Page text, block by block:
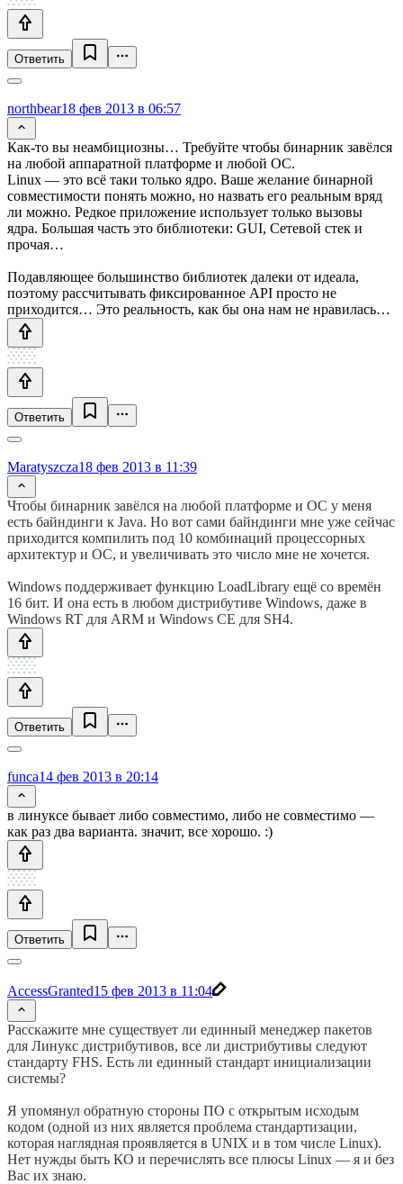
Ответить
northbear18 фев 2013 в 06:57
Как-то вы неамбициозны… Требуйте чтобы бинарник завёлся
на любой аппаратной платформе и любой ОС.
Linux — это всё таки только ядро. Ваше желание бинарной
совместимости понять можно, но назвать его реальным вряд
ли можно. Редкое приложение использует только вызовы
ядра. Большая часть это библиотеки: GUI, Сетевой стек и
прочая…
Подавляющее большинство библиотек далеки от идеала,
поэтому рассчитывать фиксированное API просто не
приходится… Это реальность, как бы она нам не нравилась…
Ответить
Maratyszcza18 фев 2013 в 11:39
Чтобы бинарник завёлся на любой платформе и ОС у меня
есть байндинги к Java. Но вот сами байндинги мне уже сейчас
приходится компилить под 10 комбинаций процессорных
архитектур и ОС, и увеличивать это число мне не хочется.
Windows поддерживает функцию LoadLibrary ещё со времён
16 бит. И она есть в любом дистрибутиве Windows, даже в
Windows RT для ARM и Windows CE для SH4.
Ответить
funca14 фев 2013 в 20:14
в линуксе бывает либо совместимо, либо не совместимо —
как раз два варианта. значит, все хорошо. :)
Ответить
AccessGranted15 фев 2013 в 11:04
Расскажите мне существует ли единный менеджер пакетов
для Линукс дистрибутивов, все ли дистрибутивы следуют
стандарту FHS. Есть ли единный стандарт инициализации
системы?
Я упомянул обратную стороны ПО с открытым исходым
кодом (одной из них является проблема стандартизации,
которая наглядная проявляется в UNIX и в том числе Linux).
Нет нужды быть КО и перечислять все плюсы Linux — я и без
Вас их знаю.